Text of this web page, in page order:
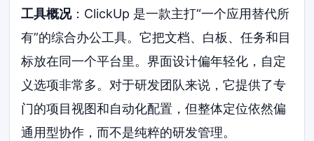
工具概况：ClickUp 是一款主打“一个应用替代所
有”的综合办公工具。它把文档、白板、任务和目
标放在同一个平台里。界面设计偏年轻化，自定
义选项非常多。对于研发团队来说，它提供了专
门的项目视图和自动化配置，但整体定位依然偏
通用型协作，而不是纯粹的研发管理。